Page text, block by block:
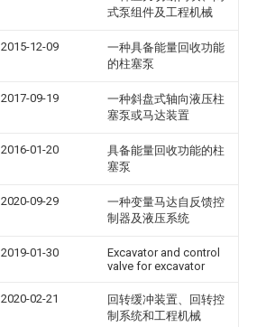
式泵组件及工程机械
2015-12-09
一种具备能量回收功能
的柱塞泵
2017-09-19
一种斜盘式轴向液压柱
塞泵或马达装置
2016-01-20
具备能量回收功能的柱
塞泵
2020-09-29
一种变量马达自反馈控
制器及液压系统
2019-01-30
Excavator and control
valve for excavator
2020-02-21
回转缓冲装置、回转控
制系统和工程机械